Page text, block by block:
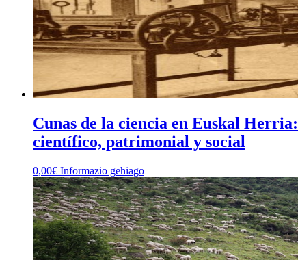
Cunas de la ciencia en Euskal
científico, patrimonial y social
0,00€ Informazio gehiago